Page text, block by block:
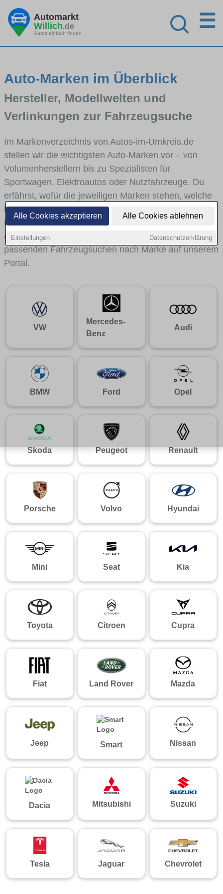
Alle Cookies akzeptieren Alle Cookies ablehnen
Einstellungen Datenschutzerklärung
Automarkt
Willich.de
Autos einfach finden
☰
Auto-Marken im Überblick
Hersteller, Modellwelten und
Verlinkungen zur Fahrzeugsuche
Im Markenverzeichnis von Autos-im-Umkreis.de
stellen wir die wichtigsten Auto-Marken vor – von
Volumenherstellern bis zu Spezialisten für
Sportwagen, Elektroautos oder Nutzfahrzeuge. Du
erfährst, wofür die jeweiligen Marken stehen, welche
Fahrzeugklassen sie abdecken und wie sich die
Modellwelten unterscheiden. Von den Markenportraits
aus gelangst du mit internen Links bequem zu den
passenden Fahrzeugsuchen nach Marke auf unserem
Portal.
VW
Mercedes-
Benz
Audi
BMW Ford Opel
Skoda Peugeot Renault
Porsche Volvo Hyundai
Mini Seat Kia
Toyota Citroen Cupra
Fiat Land Rover Mazda
Jeep Smart Nissan
Dacia Mitsubishi Suzuki
Tesla Jaguar Chevrolet